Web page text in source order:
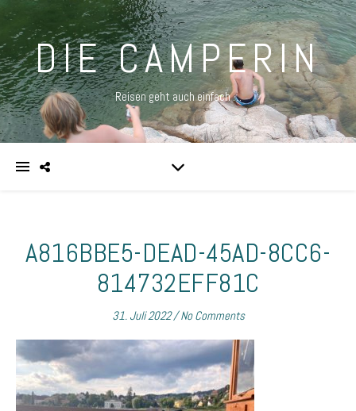
DIE CAMPERIN
Reisen geht auch einfach …
A816BBE5-DEAD-45AD-8CC6-
814732EFF81C
31. Juli 2022/ No Comments